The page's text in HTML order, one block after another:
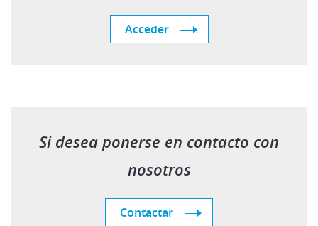
Acceder
Si desea ponerse en contacto con
nosotros
Contactar